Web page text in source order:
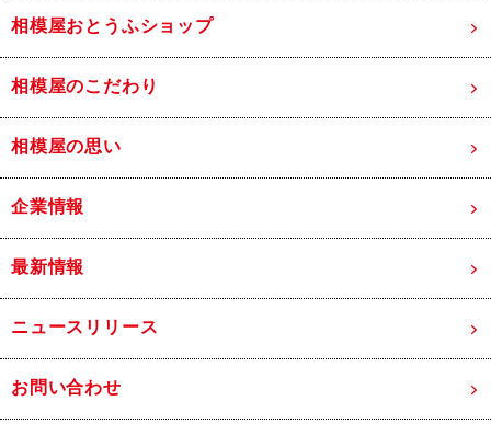
相模屋おとうふショップ
相模屋のこだわり
相模屋の思い
企業情報
最新情報
ニュースリリース
お問い合わせ